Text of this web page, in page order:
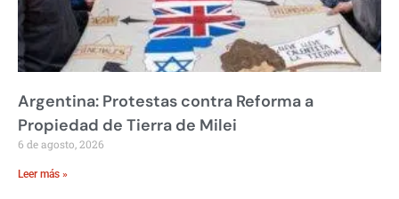
Argentina: Protestas contra Reforma a
Propiedad de Tierra de Milei
6 de agosto, 2026
Leer más »